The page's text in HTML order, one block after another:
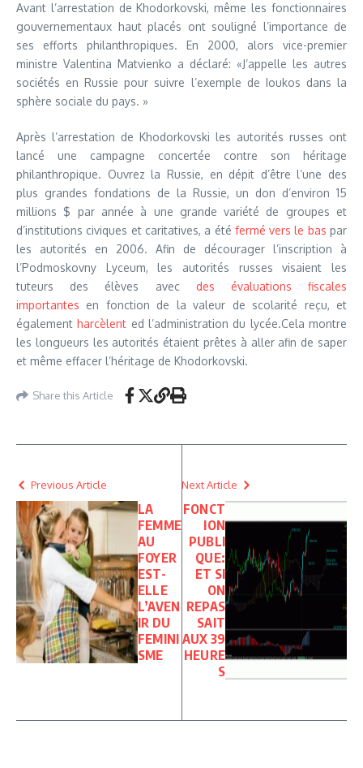
Avant l’arrestation de Khodorkovski, même les fonctionnaires
gouvernementaux haut placés ont souligné l’importance de
ses efforts philanthropiques. En 2000, alors vice-premier
ministre Valentina Matvienko a déclaré: «J’appelle les autres
sociétés en Russie pour suivre l’exemple de Ioukos dans la
sphère sociale du pays. »
Après l’arrestation de Khodorkovski les autorités russes ont
lancé une campagne concertée contre son héritage
philanthropique. Ouvrez la Russie, en dépit d’être l’une des
plus grandes fondations de la Russie, un don d’environ 15
millions $ par année à une grande variété de groupes et
d’institutions civiques et caritatives, a été fermé vers le bas par
les autorités en 2006. Afin de décourager l’inscription à
l’Podmoskovny Lyceum, les autorités russes visaient les
tuteurs des élèves avec des évaluations fiscales
importantes en fonction de la valeur de scolarité reçu, et
égalementharcèlent ed l’administration du lycée.Cela montre
les longueurs les autorités étaient prêtes à aller afin de saper
et même effacer l’héritage de Khodorkovski.
Share this Article
Previous Article
LA
FEMME
AU
FOYER
EST-
ELLE
L’AVEN
IR DU
FEMINI
SME
Next Article
FONCT
ION
PUBLI
QUE:
ET SI
ON
REPAS
SAIT
AUX 39
HEURE
S